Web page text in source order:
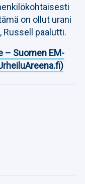
on ollut urani
Russell paalutti.
– Suomen EM-